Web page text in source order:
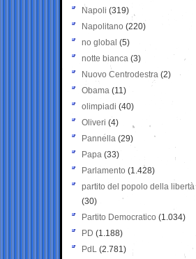
Napoli (319)
Napolitano (220)
no global (5)
notte bianca (3)
Nuovo Centrodestra (2)
Obama (11)
olimpiadi (40)
Oliveri (4)
Pannella (29)
Papa (33)
Parlamento (1.428)
partito del popolo della libertà
(30)
Partito Democratico (1.034)
PD (1.188)
PdL (2.781)